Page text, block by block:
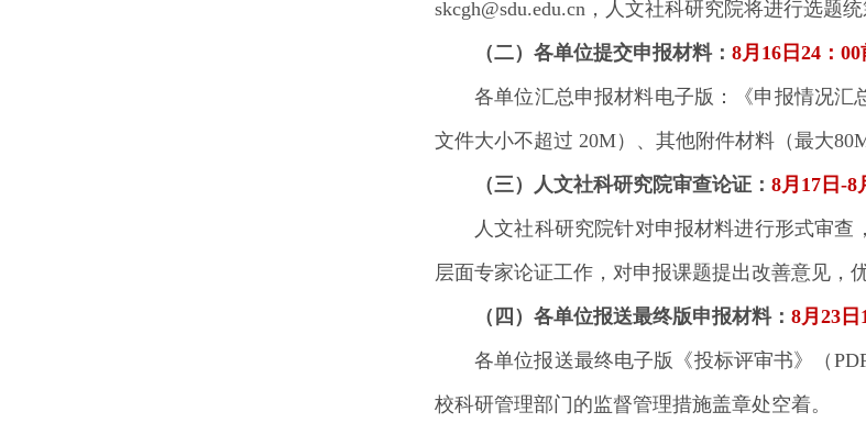
skcgh@sdu.edu.cn，人文社科研究院将进行选题
（二）各单位提交申报材料： 8月16日24：00
各单位汇总申报材料电子版：《申报情况汇
文件大小不超过 20M）、其他附件材料（最大
（三）人文社科研究院审查论证： 8月17日-8
人文社科研究院针对申报材料进行形式审
层面专家论证工作，对申报课题提出改善意见，
（四）各单位报送最终版申报材料： 8月23日
各单位报送最终电子版《投标评审书》（
校科研管理部门的监督管理措施盖章处空着。